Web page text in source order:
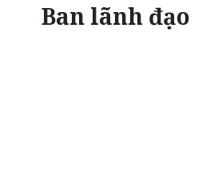
Ban lãnh đạo